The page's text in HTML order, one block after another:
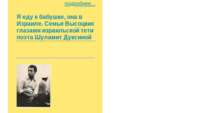
подробнее...
Я еду к бабушке, она в
Израиле. Семья Высоцких
глазами израильской тети
поэта Шуламит Дуксиной